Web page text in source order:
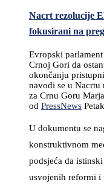
Nacrt rezolucije
fokusirani na
Evropski
Crnoj Gori da
okončanju
navodi se u
za Crnu Goru
od PressNews
U dokumentu se
konstruktivnom
podsjeća da
usvojenih reformi